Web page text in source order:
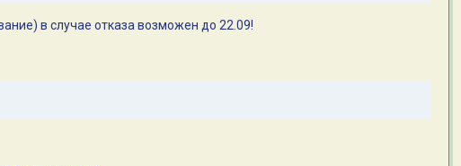
в случае отказа возможен до 22.09!